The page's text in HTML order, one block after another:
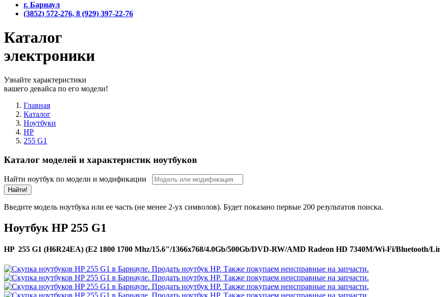
г. Барнаул
(3852) 572-276, 8 (929) 397-22-76
Каталог
электроники
Узнайте характеристики
вашего девайса по его модели!
Главная
Каталог
Ноутбуки
HP
255 G1
Каталог моделей и характеристик ноутбуков
Найти ноутбук по модели и модификации
Найти!
Введите модель ноутбука или ее часть (не менее 2-ух символов). Будет показано первые 200 результатов поиска.
Ноутбук HP 255 G1
HP 255 G1 (H6R24EA) (E2 1800 1700 Mhz/15.6"/1366x768/4.0Gb/500Gb/DVD-RW/AMD Radeon HD 7340M/Wi-Fi/Bluetooth/